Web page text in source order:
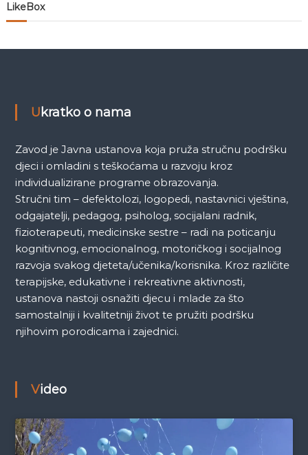
a
k
LikeBox
Ukratko o nama
Zavod je Javna ustanova koja pruža stručnu podršku
djeci i omladini s teškoćama u razvoju kroz
individualizirane programe obrazovanja.
Stručni tim – defektolozi, logopedi, nastavnici vještina,
odgajatelji, pedagog, psiholog, socijalani radnik,
fizioterapeuti, medicinske sestre – radi na poticanju
kognitivnog, emocionalnog, motoričkog i socijalnog
razvoja svakog djeteta/učenika/korisnika. Kroz različite
terapijske, edukativne i rekreativne aktivnosti,
ustanova nastoji osnažiti djecu i mlade za što
samostalniji i kvalitetniji život te pružiti podršku
njihovim porodicama i zajednici.
Video